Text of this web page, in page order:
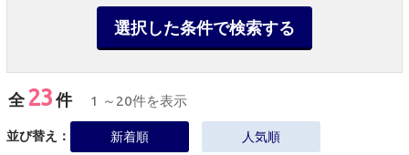
選択した条件で検索する
全23 件 1 ～20件を表示
並び替え： 新着順 人気順